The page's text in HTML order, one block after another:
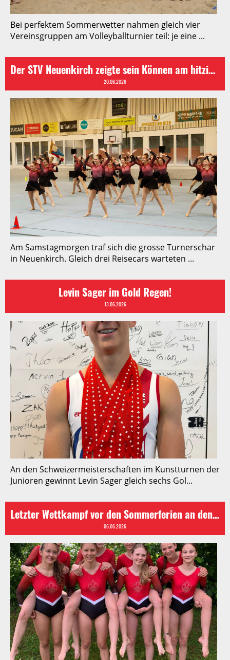
Bei perfektem Sommerwetter nahmen gleich vier
Vereinsgruppen am Volleyballturnier teil: je eine ...
Der STV Neuenkirch zeigte sein Können am hitzigen Appenzeller Kantonalturnfest in Herisau
20.06.2026
Am Samstagmorgen traf sich die grosse Turnerschar
in Neuenkirch. Gleich drei Reisecars warteten ...
Levin Sager im Gold Regen!
13.06.2026
An den Schweizermeisterschaften im Kunstturnen der
Junioren gewinnt Levin Sager gleich sechs Gol...
Letzter Wettkampf vor den Sommerferien an den Getu Games in Malters
06.06.2026